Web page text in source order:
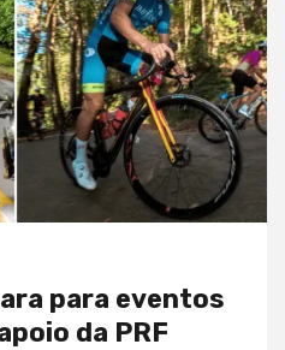
para eventos
da PRF